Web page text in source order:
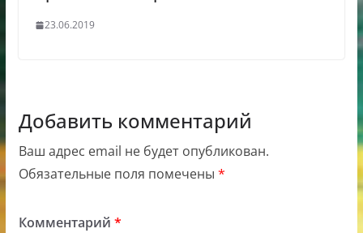
23.06.2019
Добавить комментарий
Ваш адрес email не будет опубликован.
Обязательные поля помечены *
Комментарий *